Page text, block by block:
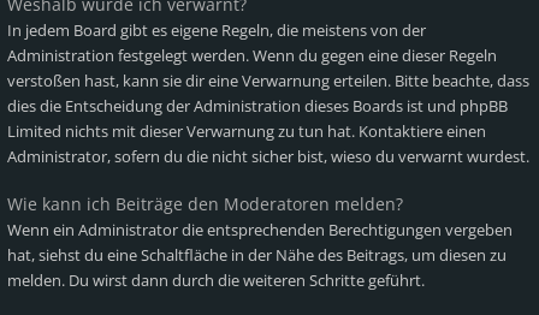
In jedem Board gibt es eigene Regeln, die meistens von der
Administration festgelegt werden. Wenn du gegen eine dieser Regeln
verstoßen hast, kann sie dir eine Verwarnung erteilen. Bitte beachte, dass
dies die Entscheidung der Administration dieses Boards ist und phpBB
Limited nichts mit dieser Verwarnung zu tun hat. Kontaktiere einen
Administrator, sofern du die nicht sicher bist, wieso du verwarnt wurdest.
Wie kann ich Beiträge den Moderatoren melden?
Wenn ein Administrator die entsprechenden Berechtigungen vergeben
hat, siehst du eine Schaltfläche in der Nähe des Beitrags, um diesen zu
melden. Du wirst dann durch die weiteren Schritte geführt.